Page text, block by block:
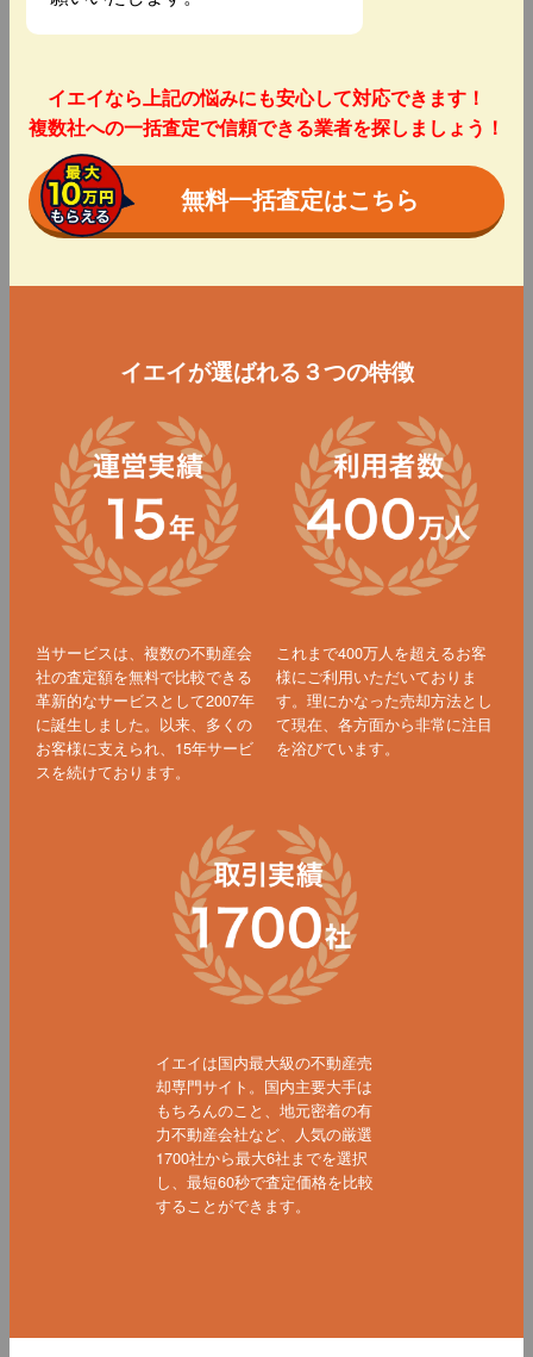
イエイなら上記の悩みにも安心して対応できます！
複数社への一括査定で信頼できる業者を探しましょう！
無料一括査定はこちら
イエイが選ばれる３つの特徴
当サービスは、複数の不動産会
社の査定額を無料で比較できる
革新的なサービスとして2007年
に誕生しました。以来、多くの
お客様に支えられ、15年サービ
スを続けております。
これまで400万人を超えるお客
様にご利用いただいておりま
す。理にかなった売却方法とし
て現在、各方面から非常に注目
を浴びています。
イエイは国内最大級の不動産売
却専門サイト。国内主要大手は
もちろんのこと、地元密着の有
力不動産会社など、人気の厳選
1700社から最大6社までを選択
し、最短60秒で査定価格を比較
することができます。